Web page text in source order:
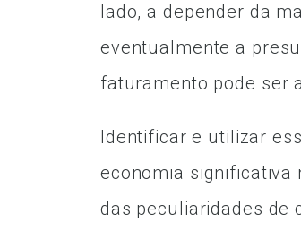
lado, a depender da
eventualmente a
faturamento pode ser
Identificar e utilizar
economia significativa
das peculiaridades de